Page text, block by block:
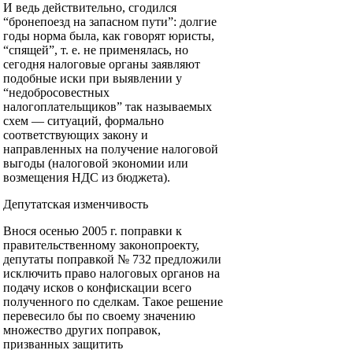
И ведь действительно, сгодился
“бронепоезд на запасном пути”: долгие
годы норма была, как говорят юристы,
“спящей”, т. е. не применялась, но
сегодня налоговые органы заявляют
подобные иски при выявлении у
“недобросовестных
налогоплательщиков” так называемых
схем — ситуаций, формально
соответствующих закону и
направленных на получение налоговой
выгоды (налоговой экономии или
возмещения НДС из бюджета).
Депутатская изменчивость
Внося осенью 2005 г. поправки к
правительственному законопроекту,
депутаты поправкой № 732 предложили
исключить право налоговых органов на
подачу исков о конфискации всего
полученного по сделкам. Такое решение
перевесило бы по своему значению
множество других поправок,
призванных защитить